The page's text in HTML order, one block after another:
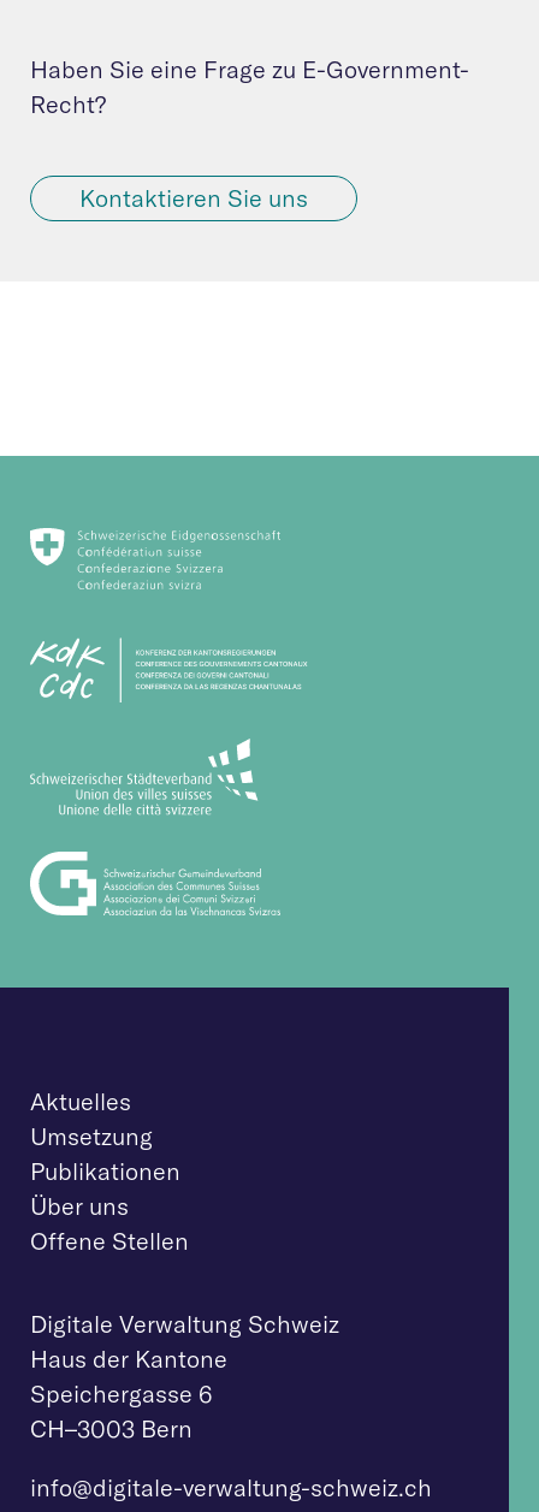
Haben Sie eine Frage zu E-Government-
Recht?
Kontaktieren Sie uns
Aktuelles
Umsetzung
Publikationen
Über uns
Offene Stellen
Digitale Verwaltung Schweiz
Haus der Kantone
Speichergasse 6
CH–3003 Bern
info@digitale-verwaltung-schweiz.ch